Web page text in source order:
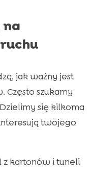
jak ważny jest
Często szukamy
się kilkoma
twojego
z kartonów i tuneli